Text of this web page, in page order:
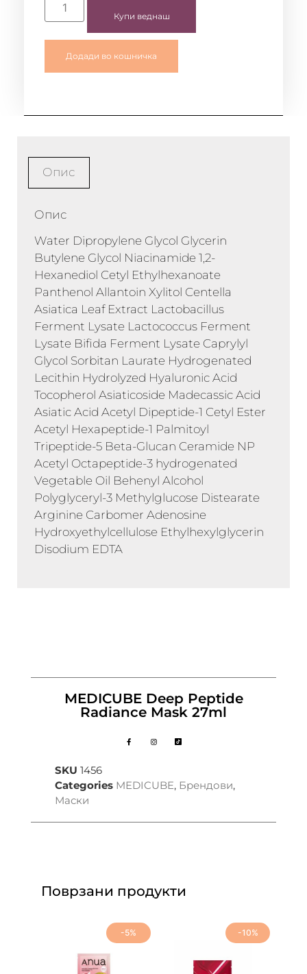
Купи веднаш
Додади во кошничка
Опис
Опис
Water Dipropylene Glycol Glycerin
Butylene Glycol Niacinamide 1,2-
Hexanediol Cetyl Ethylhexanoate
Panthenol Allantoin Xylitol Centella
Asiatica Leaf Extract Lactobacillus
Ferment Lysate Lactococcus Ferment
Lysate Bifida Ferment Lysate Caprylyl
Glycol Sorbitan Laurate Hydrogenated
Lecithin Hydrolyzed Hyaluronic Acid
Tocopherol Asiaticoside Madecassic Acid
Asiatic Acid Acetyl Dipeptide-1 Cetyl Ester
Acetyl Hexapeptide-1 Palmitoyl
Tripeptide-5 Beta-Glucan Ceramide NP
Acetyl Octapeptide-3 hydrogenated
Vegetable Oil Behenyl Alcohol
Polyglyceryl-3 Methylglucose Distearate
Arginine Carbomer Adenosine
Hydroxyethylcellulose Ethylhexylglycerin
Disodium EDTA
MEDICUBE Deep Peptide
Radiance Mask 27ml
SKU 1456
Categories MEDICUBE, Брендови,
Маски
Поврзани продукти
-5% -10%